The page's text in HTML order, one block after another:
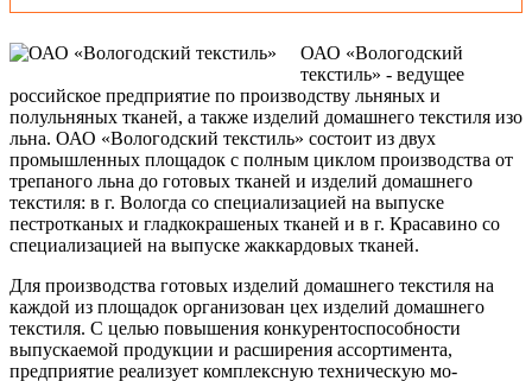
ОАО «Вологодский
текстиль» - ведущее
российское предприятие по производству льняных и
полульняных тканей, а также изделий домаш­него текстиля изо
льна. ОАО «Вологодский текстиль» состоит из двух
промышленных площадок с полным циклом производства от
трепаного льна до готовых тканей и изделий домашнего
текстиля: в г. Вологда со специализацией на выпуске
пестротканых и гладкокрашеных тканей и в г. Красавино со
специализацией на выпуске жаккардовых тканей.
Для производства готовых изделий домашнего текстиля на
каждой из площадок организован цех изделий домашнего
текстиля. С целью по­вышения конкурентоспособности
выпускаемой продукции и расширения ассортимента,
предприятие реализует комплексную техническую мо­